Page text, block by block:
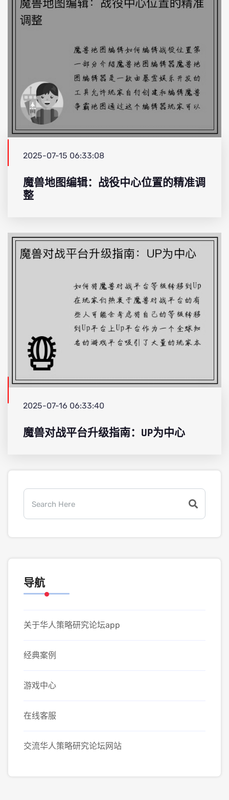
2025-07-15 06:33:08
魔兽地图编辑：战役中心位置的精准调
整
2025-07-16 06:33:40
魔兽对战平台升级指南：UP为中心
导航
关于华人策略研究论坛app
经典案例
游戏中心
在线客服
交流华人策略研究论坛网站